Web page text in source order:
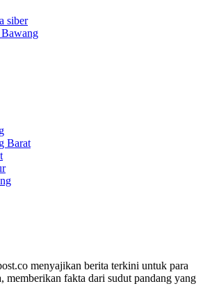
siber
Barat
menyajikan berita terkini untuk para
memberikan fakta dari sudut pandang yang